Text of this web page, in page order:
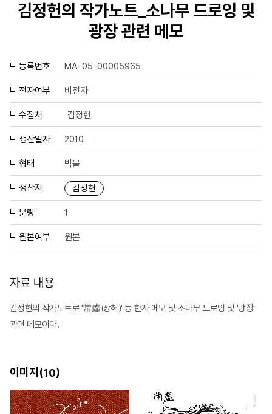
김정헌의 작가노트_소나무 드로잉 및
광장 관련 메모
등록번호 MA-05-00005965
전자여부 비전자
수집처 김정헌
생산일자 2010
형태 박물
생산자 김정헌
분량 1
원본여부 원본
자료 내용
김정헌의 작가노트로 '常虛(상허)' 등 한자 메모 및 소나무 드로잉 및 '광장'
관련 메모이다.
이미지(10)